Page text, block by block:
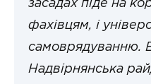
засадах піде на
фахівцям, і
самоврядуванню.
Надвірнянська